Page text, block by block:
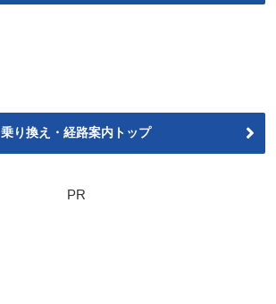
乗り換え・経路案内トップ
PR